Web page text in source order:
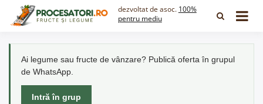
dezvoltat de asoc. 100%
pentru mediu
Ai legume sau fructe de vânzare? Publică oferta în grupul
de WhatsApp.
Intră în grup